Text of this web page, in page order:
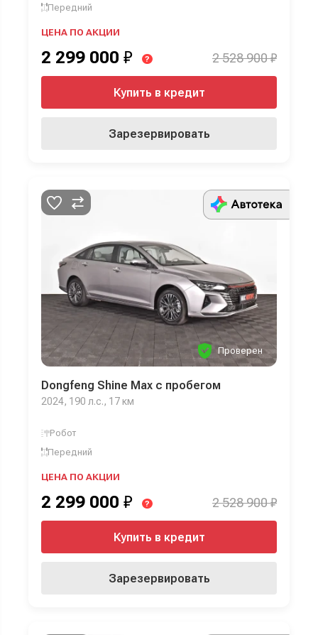
Передний
ЦЕНА ПО АКЦИИ
2 299 000 ₽ ? 2 528 900 ₽
Купить в кредит
Зарезервировать
Проверен
Dongfeng Shine Max с пробегом
2024, 190 л.с., 17 км
Робот
Передний
ЦЕНА ПО АКЦИИ
2 299 000 ₽ ? 2 528 900 ₽
Купить в кредит
Зарезервировать